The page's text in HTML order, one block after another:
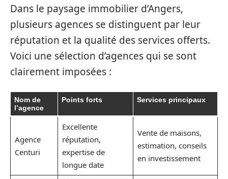
Dans le paysage immobilier d’Angers,
plusieurs agences se distinguent par leur
réputation et la qualité des services offerts.
Voici une sélection d’agences qui se sont
clairement imposées :
Nom de
l’agence
Points forts Services principaux
Agence
Centuri
Excellente
réputation,
expertise de
longue date
Vente de maisons,
estimation, conseils
en investissement